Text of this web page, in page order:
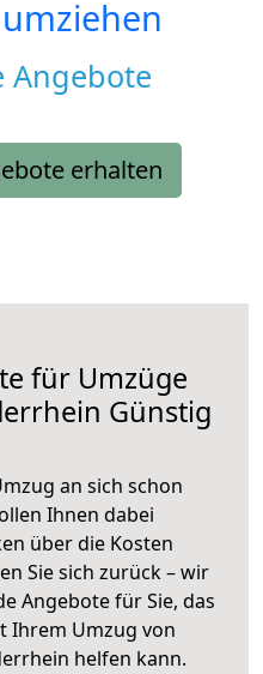
Angebote
erhalten
für Umzüge
Günstig
an sich schon
Ihnen dabei
über die Kosten
Sie sich zurück – wir
Angebote für Sie, das
Ihrem Umzug von
helfen kann.